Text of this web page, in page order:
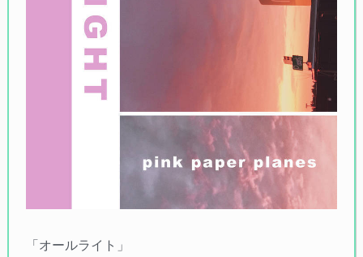
「オールライト」